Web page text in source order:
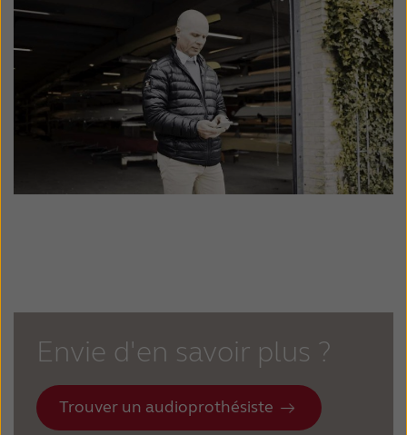
Envie d'en savoir plus ?
Trouver un audioprothésiste